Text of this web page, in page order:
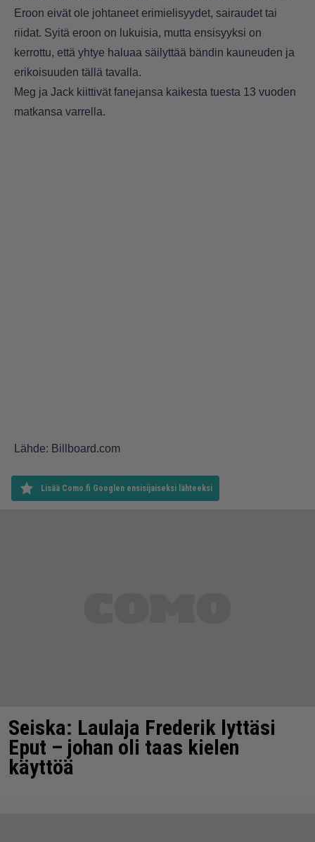
Eroon eivät ole johtaneet erimielisyydet, sairaudet tai
riidat. Syitä eroon on lukuisia, mutta ensisyyksi on
kerrottu, että yhtye haluaa säilyttää bändin kauneuden ja
erikoisuuden tällä tavalla.
Meg ja Jack kiittivät fanejansa kaikesta tuesta 13 vuoden
matkansa varrella.
Lähde: Billboard.com
Lisää Como.fi Googlen ensisijaiseksi lähteeksi
Seiska: Laulaja Frederik lyttäsi
Eput – johan oli taas kielen
käyttöä